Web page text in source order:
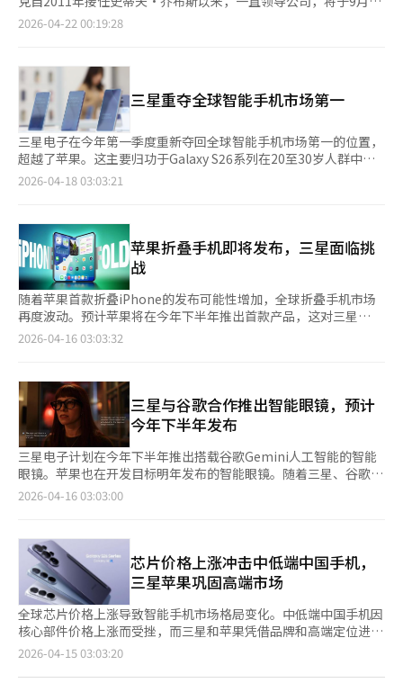
牌受到消费者青睐。 大型零售企业和海外平台也持续增长。新世
界百货（16.8%）、Costco（12.6%）、亚马逊（19.8%）等品牌
势相吻合。 此外，Market Kurly（12.7%）、AliExpress和淘宝
（15.4%）等电商企业也实现了两位数增长率，扩大了市场份额。
业内人士对此次结果评价称，“时尚、平台、低价消费和全球直购
同时增长的复杂消费趋势显现。”特别是在经济不确定性中，消费
者追求“性价比”和“便利性”的趋势更加明显。※ 本报道经人
工智能（AI）系统翻译与编辑。
系统已经启动，但退税支付可能需要60至90天。围绕关税担保公
司的索赔问题，法律审查仍在继续。特朗普明确表示，即使退税程
也将利用贸易法301条重新征收关税，但这一过程预计更加复杂且
耗时。市场观察人士认为，大企业最终可能会申请退税，因为退税
金额巨大，考虑到股东和业绩压力，放弃退税并不容易。※ 本报
道经人工智能（AI）系统翻译与编辑。
日卸任CEO，转任董事会主席。特纳斯目前担任硬件工程高级副总
硬件工程副总裁，2021年成为高级副总裁。他在iPhone、iPad、
Mac、Apple Watch和AirPods等核心产品的开发中发挥了重要作
用。特纳斯毕业于宾夕法尼亚大学机械工程专业，加入苹果前曾在
Virtual Research Systems担任机械工程师。此次任命被视为苹果
延续现有运营方针的内部继任。彭博社上月曾指出特纳斯是库克的
有力继任者。库克的成就显著。苹果在他任内市值从约3500亿美
元增长至4万亿美元，年收入从2011财年的1080亿美元增至2025
财年的4160亿美元。苹果商店的运营国家数量翻倍，活跃设备数
涵盖服务、半导体和可穿戴设备的大型平台企业。华尔街对此反应
平静。Cherry Lane Investments的Rick Meckler对路透社表
示：“库克做出了惊人的成就，他继续担任董事会主席，将在重大
策略上继续发挥作用。”eMarketer的Jacob Bondo认为：“库
克在9月前继续担任CEO，然后转任主席，这一安排给投资者带来
了一定的安慰。”然而，特纳斯上任时苹果的经营环境并不轻松。
尽管苹果仍具备强大的盈利能力和品牌忠诚度，但在AI竞争中被认
为落后于OpenAI和谷歌等竞争对手。特纳斯上任首年需要同时进
借硬件能力进一步巩固苹果的产品竞争力。路透社解读此次任命
为“苹果在AI竞争中仍将保持消费者硬件为中心的身份”。Jacob
Bondo评价特纳斯的硬件工程背景“显示苹果对消费者硬件的承
诺不会消失”。尽管如此，特纳斯面临的核心挑战可能是AI应对。
路透社指出，苹果面临Siri改版延迟和外部AI依赖的争议。最终，
特纳斯的首要评价标准将是他能否将AI自然融入iPhone、Mac和
可穿戴设备中。苹果能否在AI平台竞争中提升存在感也成为下一步
考验。股价反应有限。路透社报道，宣布后苹果股价在盘后交易中
2026-04-22 00:19:28
三星重夺全球智能手机市场第一
三星电子在今年第一季度重新夺回全球智能手机市场第一的位置，
超越了苹果。这主要归功于Galaxy S26系列在20至30岁人群中的
流行，以及在欧洲和中东市场的高人气。根据市场研究机构Omdia
这一成绩。预售在7天内达到135万台，创下Galaxy S系列历史新
高，全球预售量比前代S25增加了10%以上。去年，三星在年出货
量上被苹果超越，苹果以20%的市场份额位居第一，三星以19%
位居第二，这是自2011年以来的首次逆转。Galaxy凭借AI功能和
时尚设计重新崛起。业内分析认为，年轻消费者和海外市场的积极
反应是三星超越苹果的关键。基于Google Gemini的设备内AI功
能、Galaxy AI翻译、实时通话录音摘要等功能吸引了MZ世代用
户。这种消费者反应在欧洲等海外市场同样明显。Galaxy S26系列
24%，均超过了苹果和小米。专家指出，海外市场的销售表现与国
内相似，尤其是Ultra型号的差异化性能。欧洲七国消费者联盟的
评估中，S26 Ultra在相机、电池和显示屏方面排名第一，预售中
70%以上集中在Ultra型号。51小时的电池续航和稀有颜色（粉金
色）是年轻人喜爱的因素。20至30岁人群重视隐私，欧洲消费者
也对三星显示器独特的像素结构给予好评，这种结构能阻挡侧视角
度，苹果无法通过软件更新应对这一差异化特点。此外，合理的价
格定位也让三星在性能上明显优于中国手机。三星最近通知供应
显示出对销售表现的信心。一位业内人士表示：“在苹果iPhone
缺乏创新、市场停滞的情况下，中国手机无法匹敌三星的性能。随
着AI优化手机的认知逐渐确立，预计这将对Galaxy整体销售产生积
极影响。”※ 本报道经人工智能（AI）系统翻译与编辑。
2026-04-18 03:03:21
苹果折叠手机即将发布，三星面临挑
战
随着苹果首款折叠iPhone的发布可能性增加，全球折叠手机市场
再度波动。预计苹果将在今年下半年推出首款产品，这对三星
的“折叠手机先驱”地位构成挑战。业内人士认为，今年将是折叠
果正在集中测试显示屏、铰链和用户界面（UI）的完整性，并可能
将其扩展为打破iPhone和iPad界限的新高端类别。苹果的进入将
直接影响三星。三星通过Galaxy Z系列开拓了折叠手机市场，并在
去年第三季度保持了64%的全球市场份额。然而，预计苹果进入
后，首年将获得约19%的市场份额，而三星和华为的份额可能分别
降至30%左右。这一预测表明，折叠手机市场的主导地位不再仅靠
先发优势维持。三星一直在推动技术实验和普及，而苹果则以高完
成度为策略，推迟了进入时间。未来的竞争可能更多地取决于产品
态”本身备受关注，但现在厚度、重量、屏幕折痕和铰链耐用性等
基本功能成为主要评估标准。同时，多任务处理性能、人工智能计
算能力和大屏幕利用率等软件体验的重要性也在增加。折叠手机需
要证明其作为生产力工具的价值。三星面临的挑战更加明确。如何
将多窗口、S Pen、DeX等生产力功能转化为有说服力的用户体验
是关键。除了硬件的轻薄度，三星还需向消费者明确展示选择高价
折叠手机的理由。苹果的进入被视为三星的机遇和威胁。苹果的品
牌影响力和生态系统可能成为市场扩大的催化剂，但同时也可能凭
借高完成度的产品和应用生态系统迅速获得主导地位。未来的竞争
2026-04-16 03:03:32
三星与谷歌合作推出智能眼镜，预计
今年下半年发布
三星电子计划在今年下半年推出搭载谷歌Gemini人工智能的智能
眼镜。苹果也在开发目标明年发布的智能眼镜。随着三星、谷歌、
苹果等大公司加入，AI设备市场的竞争将更加激烈。据业内消息，
设计则与Gentle Monster和Warby Parker合作。Galaxy Glass预
计在8月发布，基于谷歌的Gemini AI和Android XR开发，旨在与
Galaxy Z Fold和Galaxy Watch等设备无缝集成。作为初期产品，
重点在于AI功能的实现，搭载谷歌的生成型AI模型Gemini，支持
语音助手、实时翻译、导航等功能。Galaxy Glass的电池容量约为
245mAh，使用时间为6至8小时，与竞争产品Ray-Ban Meta相
似。设备还包括摄像头、麦克风和扬声器，支持拍摄、通话和音频
功能，主要关注AI功能的实用性。今年下半年，智能眼镜市场的竞
争将更加激烈。目前，Meta在市场上占据主导地位。根据市场研
2026-04-16 03:03:00
芯片价格上涨冲击中低端中国手机，
三星苹果巩固高端市场
全球芯片价格上涨导致智能手机市场格局变化。中低端中国手机因
核心部件价格上涨而受挫，而三星和苹果凭借品牌和高端定位进一
步巩固市场地位。据行业消息，近期内存芯片价格上涨直接影响中
今年3月以来，中国新发布的智能手机平均售价将同比上涨15%至
2026-04-15 03:03:20
页